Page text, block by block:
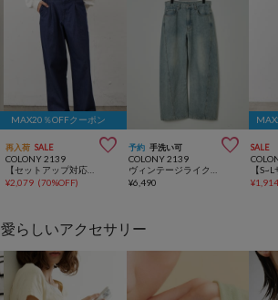
MAX20％OFFクーポン
再入荷 SALE 
COLONY 2139
¥2,079 (70%OFF)
予約 手洗い可 
COLONY 2139
¥6,490
SALE
¥
愛らしいアクセサリー